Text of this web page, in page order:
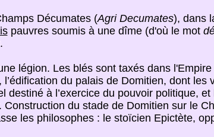
Décumates (Agri Decumates), dans
pauvres soumis à une dîme (d'où le mot
légion. Les blés sont taxés dans
l’édification du palais de Domitien, dont
destiné à l’exercice du pouvoir politique, et
du stade de Domitien sur le
les philosophes : le stoïcien Epictète,